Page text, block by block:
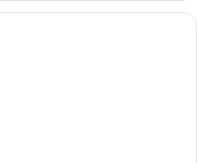
Habitación de hotel con cama, una